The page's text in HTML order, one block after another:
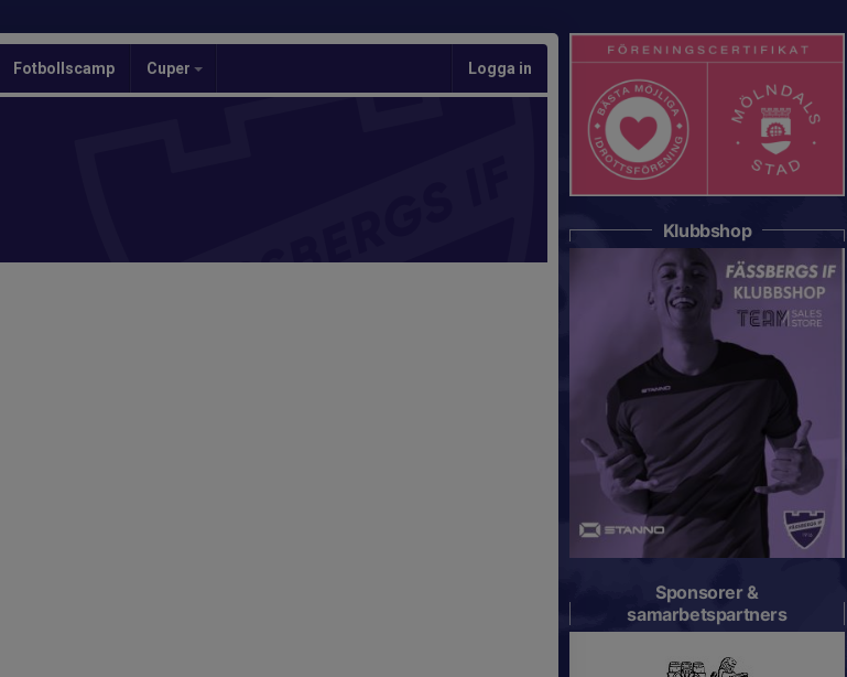
Fotbollscamp Cuper Logga in
Klubbshop
Sponsorer &
samarbetspartners